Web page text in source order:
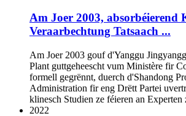
Am Joer 2003, absorbéierend
Veraarbechtung Tatsaach ...
Am Joer 2003 gouf d'Yanggu
Plant guttgeheescht vum Ministère fir
formell gegrënnt, duerch d'Shandong
Administration fir eng Drëtt Partei
klinesch Studien ze féieren an Experten
2022